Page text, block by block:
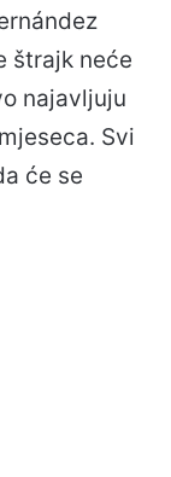
štrajk neće
najavljuju
Svi
će se